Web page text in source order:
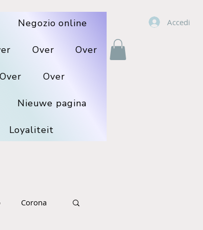
Accedi
Negozio online
Over Over
Over Over
Nieuwe pagina
Loyaliteit
Corona